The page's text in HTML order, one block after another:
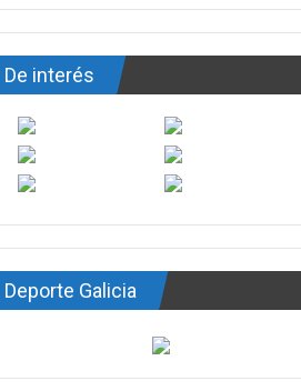
De interés
Deporte Galicia